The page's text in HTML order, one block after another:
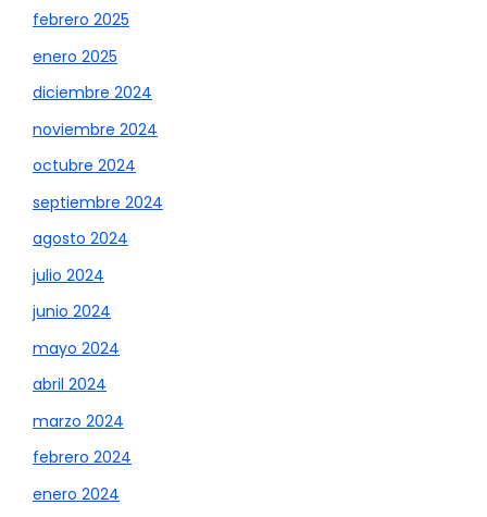
febrero 2025
enero 2025
diciembre 2024
noviembre 2024
octubre 2024
septiembre 2024
agosto 2024
julio 2024
junio 2024
mayo 2024
abril 2024
marzo 2024
febrero 2024
enero 2024